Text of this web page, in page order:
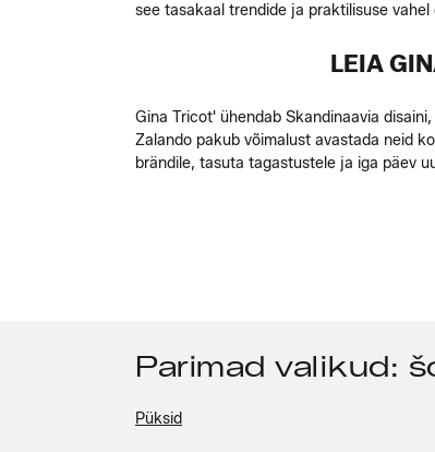
see tasakaal trendide ja praktilisuse
LEIA
Gina Tricot' ühendab Skandinaavia
Zalando pakub võimalust avastada neid
brändile, tasuta tagastustele ja iga päev
Parimad valikud:
Püksid